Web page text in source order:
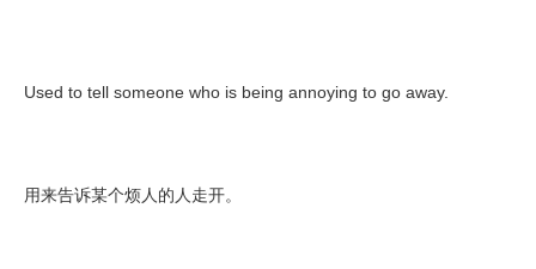
Used to tell someone who is being annoying to go away.
用来告诉某个烦人的人走开。